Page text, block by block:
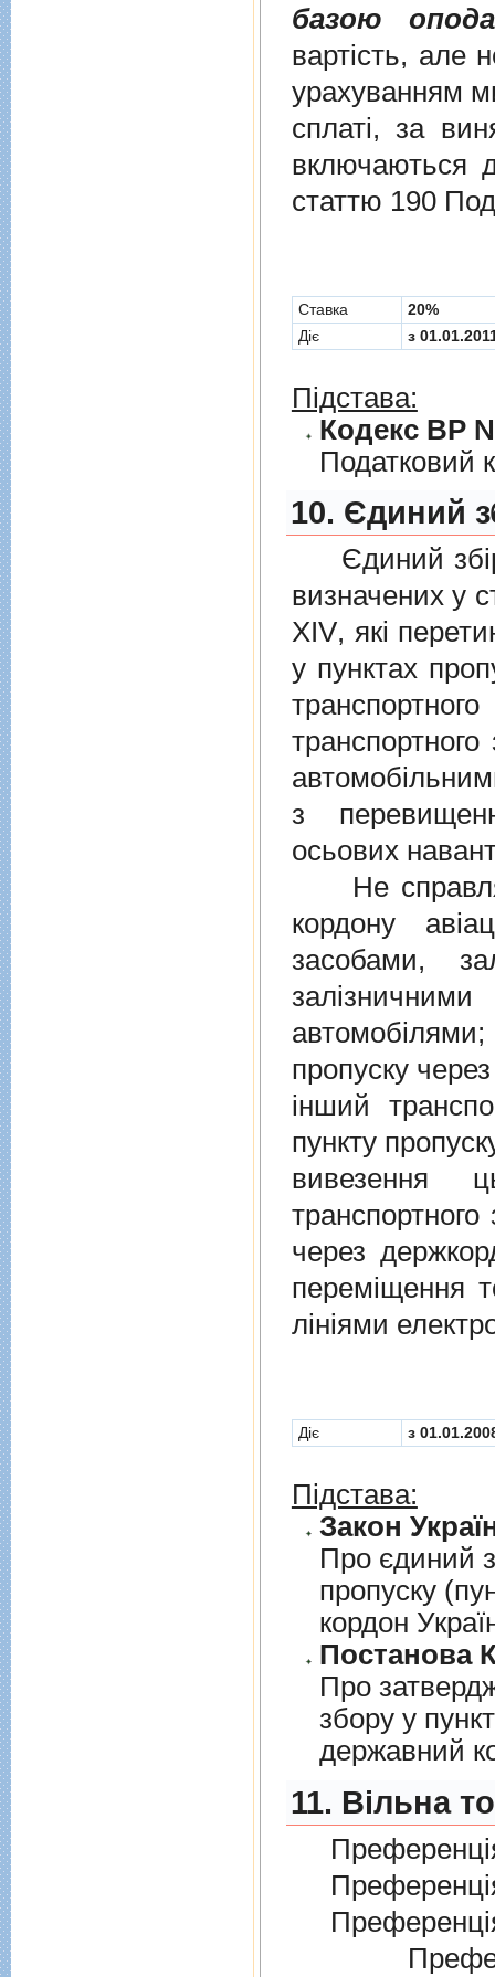
базою
вартість, але
урахуванням
сплаті, за
включаються
статтю 190
Cтавка
20%
Діє
з
Підстава:
Кодекс ВР №
Податковий
10. Єдиний
Єдиний збiр
визначених у
XIV, якi
у пунктах
з
осьових
Не
кордону
засобами,
залiзничними
пропуску
iнший
пункту
вивезення
через
перемiщення
лiнiями
Діє з
Підстава:
Закон
Про єдиний
пропуску
кордон
Постанова
Про
збору у
державний
11. Вільна